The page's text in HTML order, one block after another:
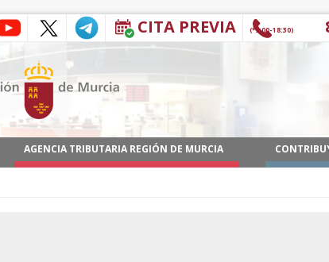
CITA PREVIA (9:00-18:30*)
AGENCIA TRIBUTARIA REGIÓN DE MURCIA